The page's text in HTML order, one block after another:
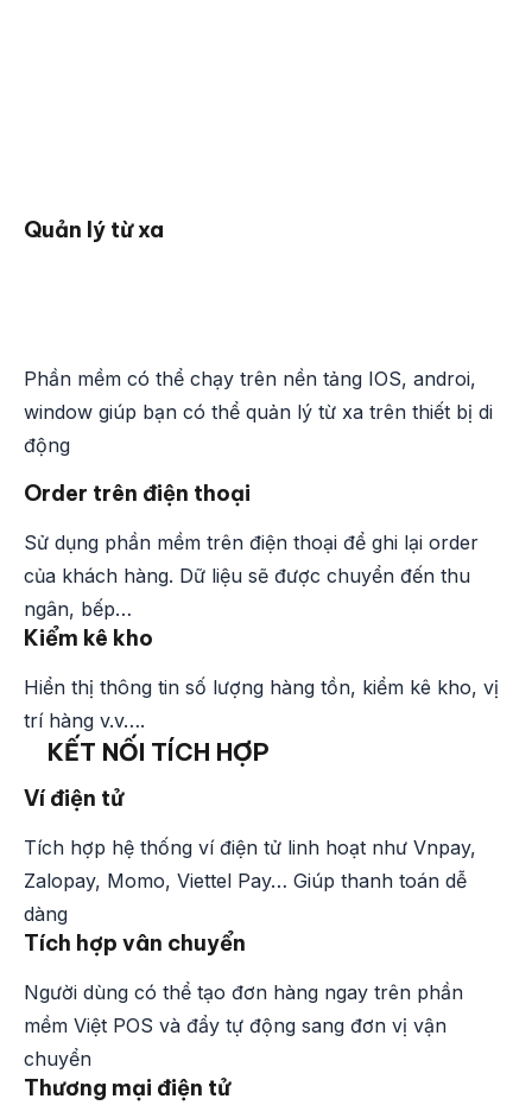
Quản lý từ xa
Phần mềm có thể chạy trên nền tảng IOS, androi,
window giúp bạn có thể quản lý từ xa trên thiết bị di
động
Order trên điện thoại
Sử dụng phần mềm trên điện thoại để ghi lại order
của khách hàng. Dữ liệu sẽ được chuyển đến thu
ngân, bếp…
Kiểm kê kho
Hiển thị thông tin số lượng hàng tồn, kiểm kê kho, vị
trí hàng v.v….
KẾT NỐI TÍCH HỢP
Ví điện tử
Tích hợp hệ thống ví điện tử linh hoạt như Vnpay,
Zalopay, Momo, Viettel Pay… Giúp thanh toán dễ
dàng
Tích hợp vân chuyển
Người dùng có thể tạo đơn hàng ngay trên phần
mềm Việt POS và đẩy tự động sang đơn vị vận
chuyển
Thương mại điện tử